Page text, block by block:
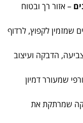
– אזור רך ובטוח
שמזמין לקפוץ, לרדוף
הדבקה ועיצוב
שמעורר דמיון
שמרתקת את